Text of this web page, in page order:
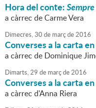
Hora del conte:
a càrrec de Carme Vera
Dimecres,30 de marçde2016
Converses a la carta
a càrrec de Dominique
Dimarts,29 de marçde2016
Converses a la carta
a càrrec d'Anna Riera